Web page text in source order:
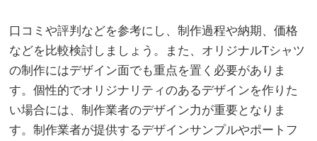
口コミや評判などを参考にし、制作過程や納期、価格
などを比較検討しましょう。また、オリジナルTシャツ
の制作にはデザイン面でも重点を置く必要がありま
す。個性的でオリジナリティのあるデザインを作りた
い場合には、制作業者のデザイン力が重要となりま
す。制作業者が提供するデザインサンプルやポートフ